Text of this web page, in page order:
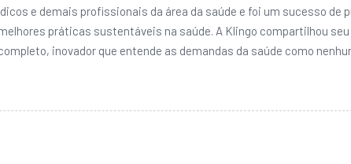
e demais profissionais da área da saúde e foi um sucesso de
práticas sustentáveis na saúde. A Klingo compartilhou
inovador que entende as demandas da saúde como